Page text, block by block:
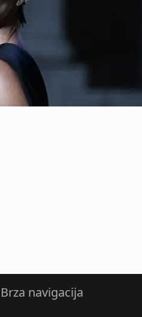
Zvezda ostaje bez
se nameračio na
avgust 7, 2026 Zoran Milošević
Brza navigacija